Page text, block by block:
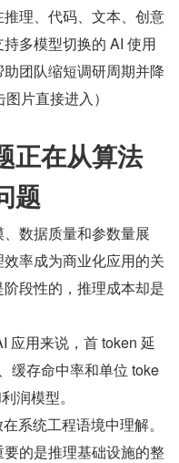
理、代码、文本、创意
多模型切换的 AI 使用
团队缩短调研周期并降
片直接进入）
正在从算法
题
数据质量和参数量展
率成为商业化应用的关
段性的，推理成本却是
应用来说，首 token 延
缓存命中率和单位 toke
润模型。
系统工程语境中理解。
的是推理基础设施的整